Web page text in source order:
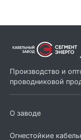
Производство и
проводниковой
О заводе
Огнестойкие